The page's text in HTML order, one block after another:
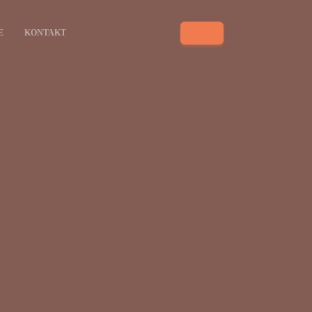
KONTAKT